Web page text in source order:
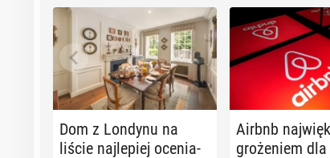
Dom z Londynu na
liście naj­le­piej oce­nia­
Airbnb
gro­że­niem